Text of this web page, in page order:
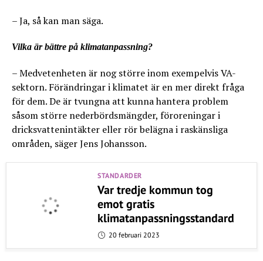
– Ja, så kan man säga.
Vilka är bättre på klimatanpassning?
– Medvetenheten är nog större inom exempelvis VA-
sektorn. Förändringar i klimatet är en mer direkt fråga
för dem. De är tvungna att kunna hantera problem
såsom större nederbördsmängder, föroreningar i
dricksvattenintäkter eller rör belägna i raskänsliga
områden, säger Jens Johansson.
STANDARDER
Var tredje kommun tog
emot gratis
klimatanpassningsstandard
20 februari 2023